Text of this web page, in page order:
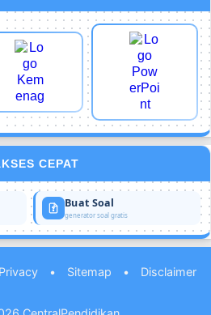
CEPAT
Buat Soal
generator soal gratis
Privacy • Sitemap • Disclaimer